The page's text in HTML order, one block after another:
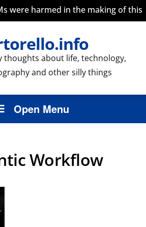
were harmed in the making of this
thoughts about life, technology,
and other silly things
Open Menu
Workflow